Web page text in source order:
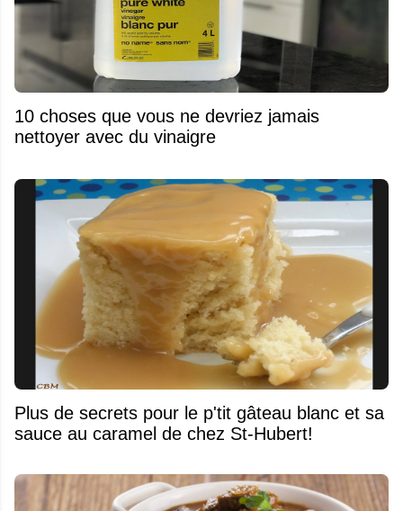
10 choses que vous ne devriez jamais
nettoyer avec du vinaigre
Plus de secrets pour le p'tit gâteau blanc et sa
sauce au caramel de chez St-Hubert!